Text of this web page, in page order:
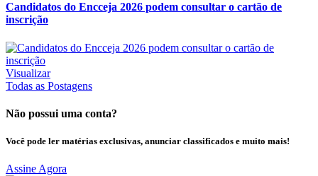
Candidatos do Encceja 2026 podem consultar o cartão de
inscrição
Visualizar
Todas as Postagens
Não possui uma conta?
Você pode ler matérias exclusivas, anunciar classificados e muito mais!
Assine Agora